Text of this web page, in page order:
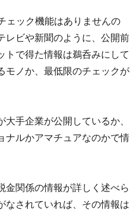
ェック機能はありませんの
レビや新聞のように、公開前
トで得た情報は鵜呑みにして
モノか、最低限のチェックが
手企業が公開しているか、
ナルかアマチュアなのかで情
金関係の情報が詳しく述べら
なされていれば、その情報は